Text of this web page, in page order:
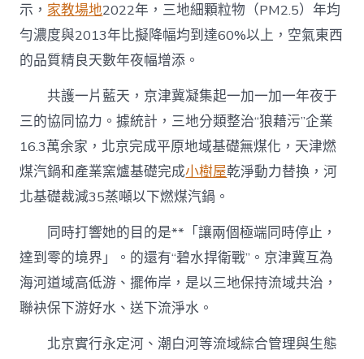
示， 家教場地2022年，三地細顆粒物（PM2.5）年均
勻濃度與2013年比擬降幅均到達60%以上，空氣東西
的品質精良天數年夜幅增添。
共護一片藍天，京津冀凝集起一加一加一年夜于
三的協同協力。據統計，三地分類整治“狼藉污”企業
16.3萬余家，北京完成平原地域基礎無煤化，天津燃
煤汽鍋和產業窯爐基礎完成小樹屋乾淨動力替換，河
北基礎裁減35蒸噸以下燃煤汽鍋。
同時打響她的目的是**「讓兩個極端同時停止，
達到零的境界」。的還有“碧水捍衛戰”。京津冀互為
海河道域高低游、擺佈岸，是以三地保持流域共治，
聯袂保下游好水、送下流淨水。
北京實行永定河、潮白河等流域綜合管理與生態